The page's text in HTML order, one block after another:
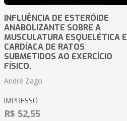
INFLUÊNCIA DE ESTERÓIDE
ANABOLIZANTE SOBRE A
MUSCULATURA ESQUELÉTICA E
CARDÍACA DE RATOS
SUBMETIDOS AO EXERCÍCIO
FÍSICO.
André Zago
IMPRESSO
R$ 52,55